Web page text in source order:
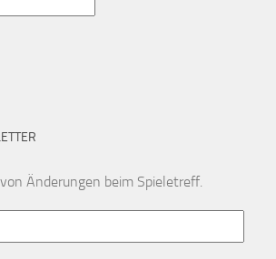
Änderungen beim Spieletreff.